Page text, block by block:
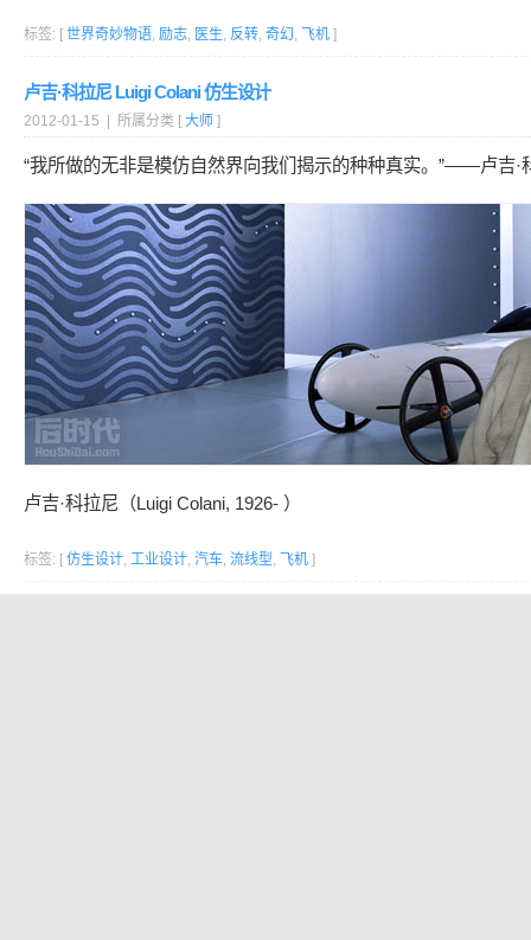
标签: [ 世界奇妙物语, 励志, 医生, 反转, 奇幻, 飞机 ]
卢吉·科拉尼 Luigi Colani 仿生设计
2012-01-15 | 所属分类 [ 大师 ]
“我所做的无非是模仿自然界向我们揭示的种种真实。”——卢吉·
卢吉·科拉尼（Luigi Colani, 1926- ）
标签: [ 仿生设计, 工业设计, 汽车, 流线型, 飞机 ]